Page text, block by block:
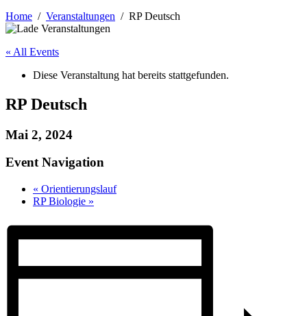
Home
Veranstaltungen RP Deutsch
« All Events
Diese Veranstaltung hat bereits stattgefunden.
RP Deutsch
Mai 2, 2024
Event Navigation
« Orientierungslauf
RP Biologie »